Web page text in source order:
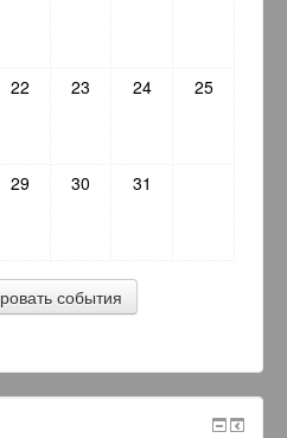
22 23 24 25
29 30 31